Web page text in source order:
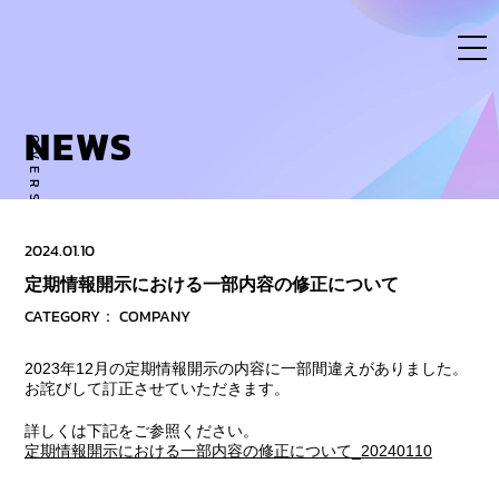
OVERSE ACTIVITY TO NEW DIMENSION
NEWS
2024.01.10
定期情報開示における一部内容の修正について
CATEGORY： COMPANY
2023年12月の定期情報開示の内容に一部間違えがありました。
お詫びして訂正させていただきます。
詳しくは下記をご参照ください。
定期情報開示における一部内容の修正について_20240110